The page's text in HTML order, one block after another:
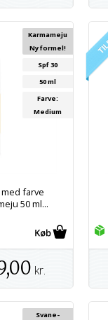
farve
50 ml...
Karmameju
Ny formel!
Spf 30
50 ml
Farve:
Medium
kr.
Svane-